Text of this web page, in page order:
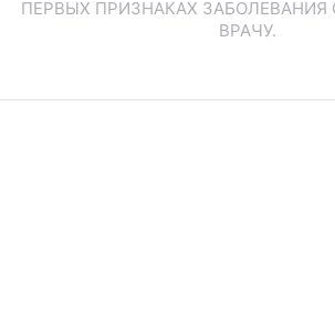
ПЕРВЫХ ПРИЗНАКАХ ЗАБОЛЕВАНИЯ
ВРАЧУ.